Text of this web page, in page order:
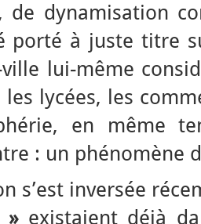
de dynamisation
porté à juste titre
lui-même
les lycées, les
en même
: un phénomène
s’est inversée
»existaient déjà